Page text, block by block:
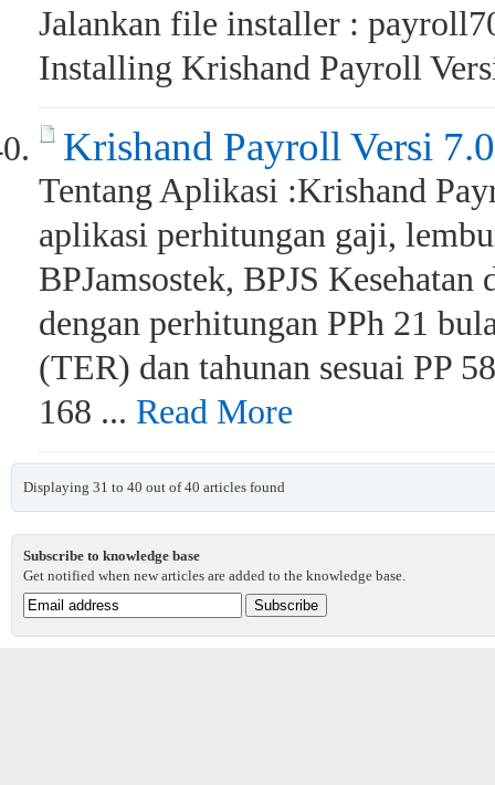
Jalankan file installer :
Installing Krishand Payroll
Krishand Payroll Versi
Tentang Aplikasi :Krishand
aplikasi perhitungan gaji,
BPJamsostek, BPJS
dengan perhitungan PPh 21
(TER) dan tahunan sesuai PP
168 ... Read More
Displaying 31 to 40 out of 40 articles found
Subscribe to knowledge base
Get notified when new articles are added to the knowledge base.